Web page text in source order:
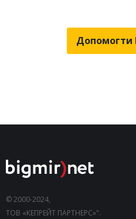
Допомогти
© 2000-2024,
ТОВ «КЕПРЕЙТ ПАРТНЕРС»".